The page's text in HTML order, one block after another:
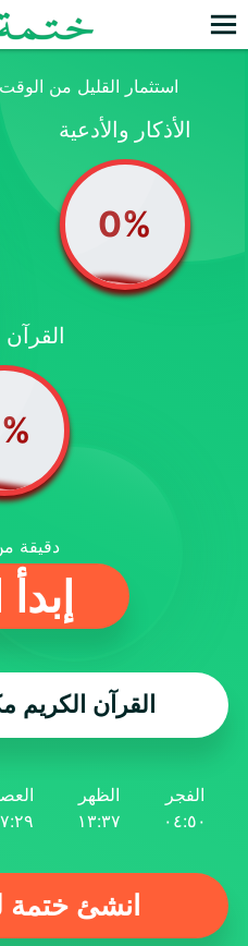
استثمار القليل من
الأذكار والأدعية
0%
القرآن
دقيقة
القرآن
الفجر
٠٤:٥٠
الظهر
١٣:٣٧
انشئ ختمة